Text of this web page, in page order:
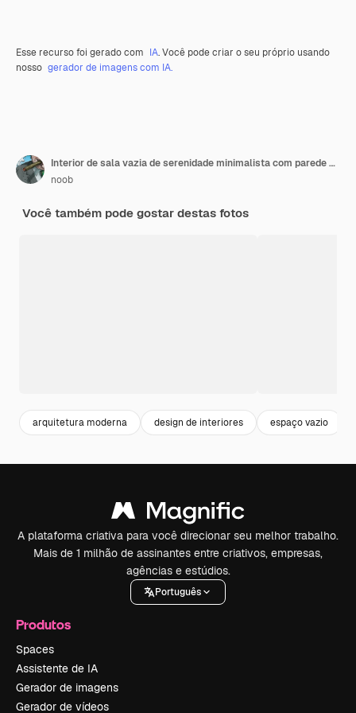
Esse recurso foi gerado com IA. Você pode criar o seu próprio usando
nosso gerador de imagens com IA.
Interior de sala vazia de serenidade minimalista com parede de concreto e estética neutra
noob
Você também pode gostar destas fotos
arquitetura moderna design de interiores espaço vazio
A plataforma criativa para você direcionar seu melhor trabalho.
Mais de 1 milhão de assinantes entre criativos, empresas,
agências e estúdios.
Português
Produtos
Spaces
Assistente de IA
Gerador de imagens
Gerador de vídeos